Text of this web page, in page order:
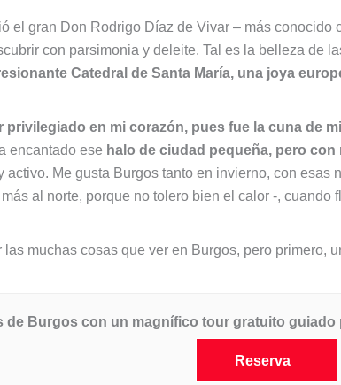
el gran Don Rodrigo Díaz de Vivar – más
con parsimonia y deleite. Tal es la belleza de
Catedral de Santa María, una joya
privilegiado en mi corazón, pues fue la cuna de
encantado ese halo de ciudad pequeña, pero
activo. Me gusta Burgos tanto en invierno, con
al norte, porque no tolero bien el calor -, cuando
muchas cosas que ver en Burgos, pero primero,
de Burgos con un magnífico tour gratuito
Reserva